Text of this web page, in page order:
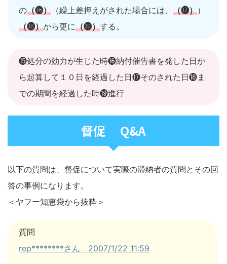
の（⓰） （繰上差押えがされた場合には、（⓱））
（⓲）から更に（⓳）する。
⓯処分の効力が生じた時⓰納付催告書を発した日か
ら起算して１０日を経過した日⓱そのされた日⓲ま
での期間を経過した時⓳進行
督促 Q&A
以下の質問は、督促について実際の滞納者の質問とその回
答の事例になります。
＜ヤフー知恵袋から抜粋＞
質問
rep********さん 2007/1/22 11:59